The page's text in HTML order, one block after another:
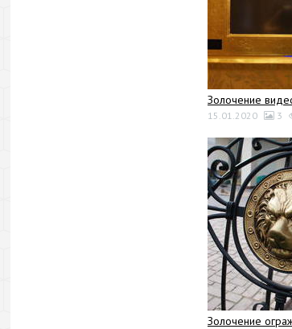
Золочение
15.01.2020 3
Золочение